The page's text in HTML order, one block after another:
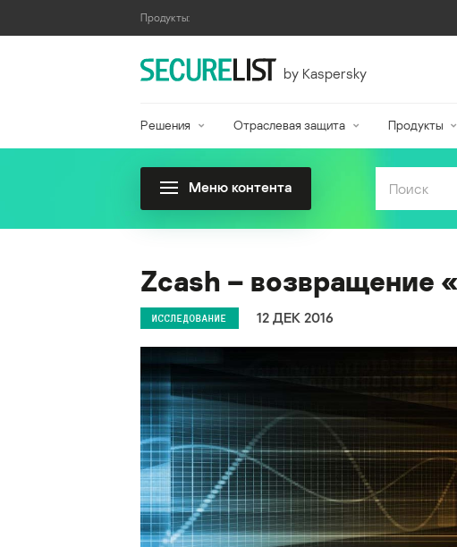
Продукты:
by Kaspersky
Решения Отраслевая защита Продукты
Меню контента
Zcash – возвращение
ИССЛЕДОВАНИЕ 12 ДЕК 2016